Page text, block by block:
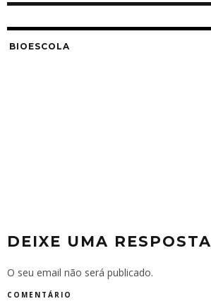
BIOESCOLA
DEIXE UMA RESPOSTA
O seu email não será publicado.
COMENTÁRIO